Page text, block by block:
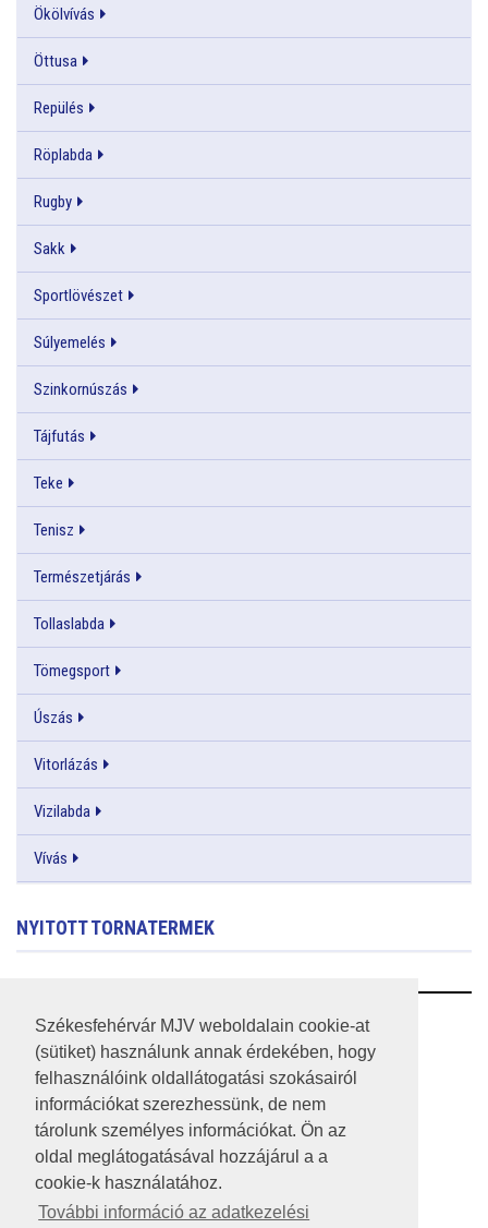
Székesfehérvár MJV weboldalain cookie-at
(sütiket) használunk annak érdekében, hogy
felhasználóink oldallátogatási szokásairól
információkat szerezhessünk, de nem
tárolunk személyes információkat. Ön az
oldal meglátogatásával hozzájárul a a
cookie-k használatához.
További információ az adatkezelési
Ökölvívás
Öttusa
Repülés
Röplabda
Rugby
Sakk
Sportlövészet
Súlyemelés
Szinkornúszás
Tájfutás
Teke
Tenisz
Természetjárás
Tollaslabda
Tömegsport
Úszás
Vitorlázás
Vizilabda
Vívás
NYITOTT TORNATERMEK
RSS
A HONLAP 2017.03.31-I ÁLLAPOTA
JOGI NYILATKOZAT
IMPRESSZUM